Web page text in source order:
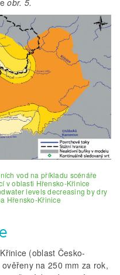
vod na příkladu scénáře
v oblasti Hřensko-Křinice
levels decreasing by dry
Hřensko-Křinice
(oblast Česko-
na 250 mm za rok,